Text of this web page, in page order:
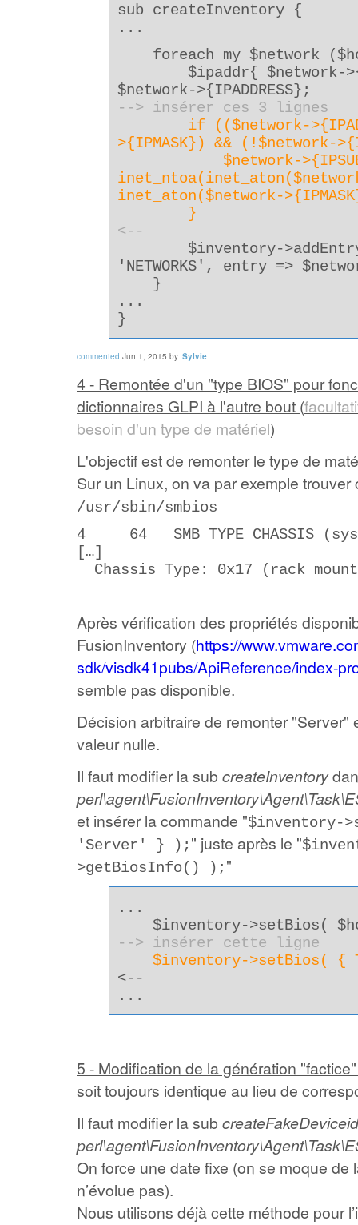
sub createInventory {
...
foreach my $network
$ipaddr{ $network-
$network->{IPADDRESS};
--> insérer ces 3 lignes
if (($network-
>{IPMASK}) && (!$network-
$network-
inet_aton($network-
}
<--
$inventory-
'NETWORKS', entry =>
}
...
}
commented Jun 1, 2015 by Sylvie
4 - Remontée d'un "type BIOS" pour
dictionnaires GLPI à l'autre bout (
besoin d'un type de matériel)
L'objectif est de remonter le type de
Sur un Linux, on va par exemple trouver
/usr/sbin/smbios
4 64 SMB_TYPE_CHASSIS
[…]
Chassis Type: 0x17 (rack
Après vérification des propriétés
FusionInventory (https://
sdk/visdk41pubs/ApiReference/index-
semble pas disponible.
Décision arbitraire de remonter
valeur nulle.
Il faut modifier la sub createInventory
et insérer la commande "$inventory-
'Server' } ); " juste après le "
>getBiosInfo() ); "
...
$inventory->setBios(
--> insérer cette ligne
$inventory->setBios( {
<--
...
5 - Modification de la génération
soit toujours identique au lieu de
Il faut modifier la sub
On force une date fixe (on se moque de
n’évolue pas).
Nous utilisons déjà cette méthode pour